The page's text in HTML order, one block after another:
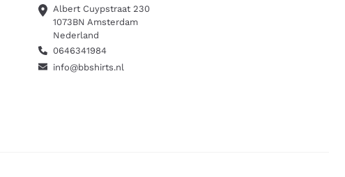
Albert Cuypstraat 230
1073BN Amsterdam
Nederland
0646341984
info@bbshirts.nl